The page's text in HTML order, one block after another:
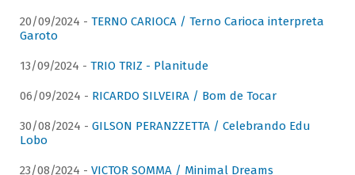
20/09/2024 - TERNO CARIOCA / Terno Carioca interpreta
Garoto
13/09/2024 - TRIO TRIZ - Planitude
06/09/2024 - RICARDO SILVEIRA / Bom de Tocar
30/08/2024 - GILSON PERANZZETTA / Celebrando Edu
Lobo
23/08/2024 - VICTOR SOMMA / Minimal Dreams